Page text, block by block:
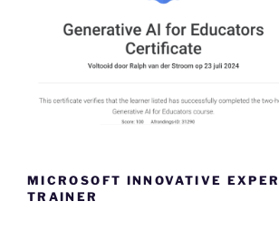
MICROSOFT INNOVATIVE
TRAINER